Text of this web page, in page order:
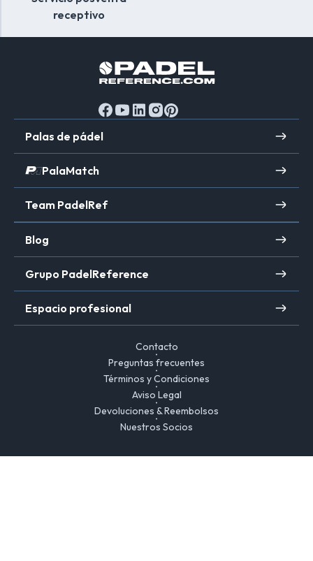
tiempo que se benefician de un estilo elegante
estratégica que puede marcar la diferencia. entre una
victoria contundente y una derrota frustrante en la
receptivo
Palas de pádel
PalaMatch
Team PadelRef
Blog
Grupo PadelReference
Espacio profesional
Contacto
Preguntas frecuentes
Términos y Condiciones
Aviso Legal
Devoluciones & Reembolsos
Nuestros Socios